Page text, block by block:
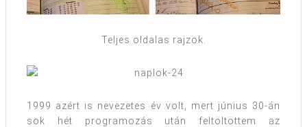
Teljes oldalas rajzok.
1999 azért is nevezetes év volt, mert június 30-án
sok hét programozás után feltöltöttem az